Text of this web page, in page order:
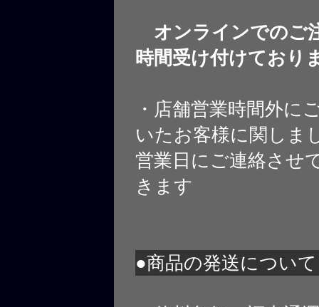
オンラインでのご
時間受け付けており
・店舗営業時間外に
いたお客様に関しま
営業日にご連絡させ
きます
●商品の発送について